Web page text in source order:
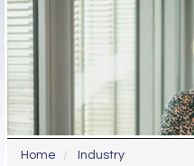
Home
Industry